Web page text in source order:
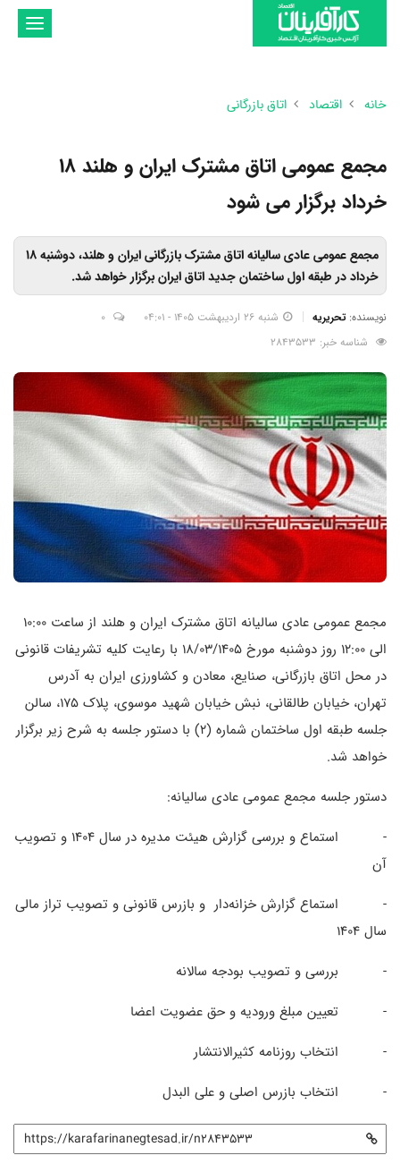
تغییر
خانه
اقتصاد اتاق بازرگانی
مجمع عمومی اتاق مشترک ایران و هلند 18
خرداد برگزار می شود
مجمع عمومی عادی سالیانه اتاق مشترک بازرگانی ایران و هلند، دوشنبه 18
خرداد در طبقه اول ساختمان جدید اتاق ایران برگزار خواهد شد.
نویسنده: تحریریه شنبه 26 اردیبهشت 1405 - 04:01
0
شناسه خبر: 2843533
مجمع عمومی عادی سالیانه اتاق مشترک ایران و هلند از ساعت 10:00
الی 12:00 روز دو‌شنبه مورخ 18/03/1405 با رعایت کلیه تشریفات قانونی
در محل اتاق بازرگانی، صنایع، معادن و کشاورزی ایران به آدرس
تهران، خیابان طالقانی، نبش خیابان شهید موسوی، پلاک 175، سالن
جلسه طبقه اول ساختمان شماره (2) با دستور جلسه به شرح زیر برگزار
خواهد شد.
دستور جلسه مجمع عمومی عادی سالیانه:
- استماع و بررسی گزارش هیئت مدیره در سال 1404 و تصویب
آن
- استماع گزارش خزانه‌دار و بازرس قانونی و تصویب تراز مالی
سال 1404
- بررسی و تصویب بودجه سالانه
- تعیین مبلغ ورودیه و حق عضویت اعضا
- انتخاب روزنامه کثیرالانتشار
- انتخاب بازرس اصلی و علی البدل